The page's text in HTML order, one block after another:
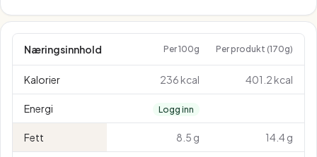
Næringsinnhold Per 100g Per produkt (170g)
Kalorier 236 kcal 401.2 kcal
Energi Logg inn
Fett 8.5 g 14.4 g